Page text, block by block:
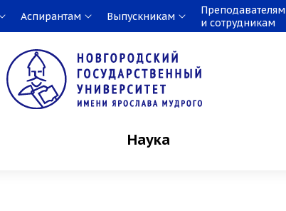
Аспирантам Выпускникам
Преподавателям
и сотрудникам
Наука